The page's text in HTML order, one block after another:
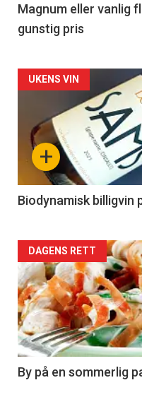
3
Magnum eller vanlig
gunstig pris
Forsiden
akkurat
nå
4
+
UKENS VIN
Biodynamisk billigvin
Forsiden
akkurat
nå
-
5
DAGENS RETT
By på en sommerlig